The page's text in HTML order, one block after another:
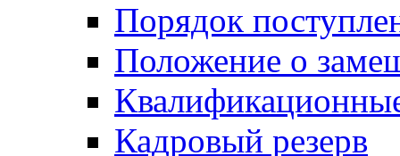
Порядок
Положение о
Кадровый резерв